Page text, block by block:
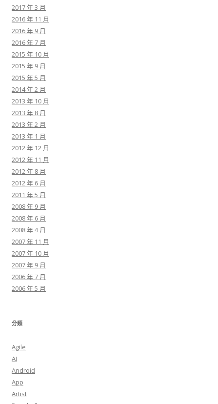
2017 年 3 月
2016 年 11 月
2016 年 9 月
2016 年 7 月
2015 年 10 月
2015 年 9 月
2015 年 5 月
2014 年 2 月
2013 年 10 月
2013 年 8 月
2013 年 2 月
2013 年 1 月
2012 年 12 月
2012 年 11 月
2012 年 8 月
2012 年 6 月
2011 年 5 月
2008 年 9 月
2008 年 6 月
2008 年 4 月
2007 年 11 月
2007 年 10 月
2007 年 9 月
2006 年 7 月
2006 年 5 月
分類
Agile
AI
Android
App
Artist